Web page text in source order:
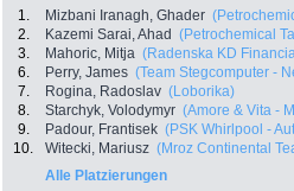
1. Mizbani Iranagh, Ghader
2.
Kazemi Sarai, Ahad (Petrochemical
3.
Mahoric, Mitja (Radenska KD
6.
Perry, James (Team Stegcomputer -
7.
Rogina, Radoslav (Loborika)
8.
Starchyk, Volodymyr (Amore & Vita -
9.
Padour, Frantisek (PSK Whirlpool -
10.
Witecki, Mariusz (Mroz Continental
Alle Platzierungen